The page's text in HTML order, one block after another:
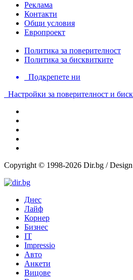
Реклама
Контакти
Общи условия
Европроект
Политика за поверителност
Политика за бисквитките
Подкрепете ни
Настройки за поверителност и
Copyright © 1998-2026 Dir.bg /
Днес
Лайф
Корнер
Бизнес
IT
Impressio
Авто
Анкети
Вицове